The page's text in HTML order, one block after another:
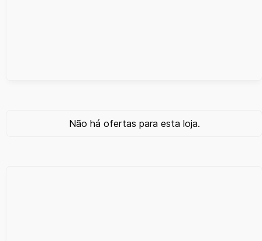
Não há ofertas para esta loja.